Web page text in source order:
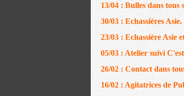
13/04 : Bulles dans tous
30/03 : Echassières
23/03 : Echassière Asie
05/03 : Atelier suivi
26/02 : Contact dans
16/02 : Agitatrices de